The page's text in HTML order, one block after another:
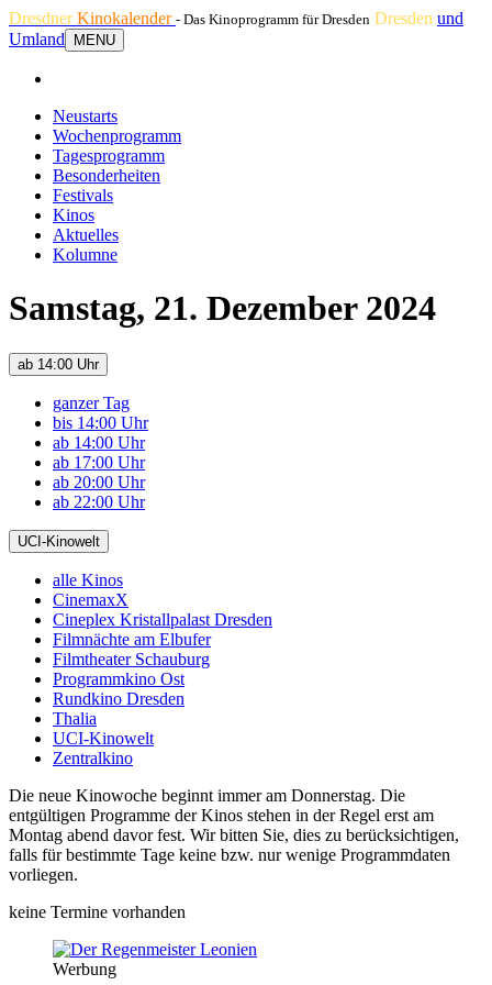
DresdnerKinokalender - Das Kinoprogramm für Dresden Dresden und
Umland
MENU
Neustarts
Wochenprogramm
Tagesprogramm
Besonderheiten
Festivals
Kinos
Aktuelles
Kolumne
Samstag, 21. Dezember 2024
ab 14:00 Uhr
ganzer Tag
bis 14:00 Uhr
ab 14:00 Uhr
ab 17:00 Uhr
ab 20:00 Uhr
ab 22:00 Uhr
UCI-Kinowelt
alle Kinos
CinemaxX
Cineplex Kristallpalast Dresden
Filmnächte am Elbufer
Filmtheater Schauburg
Programmkino Ost
Rundkino Dresden
Thalia
UCI-Kinowelt
Zentralkino
Die neue Kinowoche beginnt immer am Donnerstag. Die
entgültigen Programme der Kinos stehen in der Regel erst am
Montag abend davor fest. Wir bitten Sie, dies zu berücksichtigen,
falls für bestimmte Tage keine bzw. nur wenige Programmdaten
vorliegen.
keine Termine vorhanden
Werbung